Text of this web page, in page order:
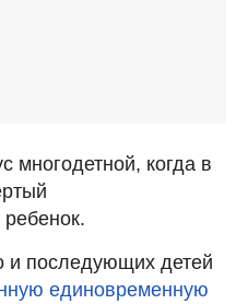
многодетной, когда в
и последующих детей
единовременную